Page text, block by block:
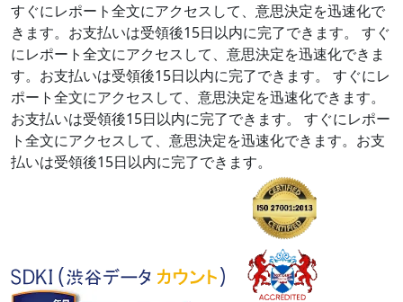
すぐにレポート全文にアクセスして、意思決定を迅速化で
きます。お支払いは受領後15日以内に完了できます。
すぐ
にレポート全文にアクセスして、意思決定を迅速化できま
す。お支払いは受領後15日以内に完了できます。
すぐにレ
ポート全文にアクセスして、意思決定を迅速化できます。
お支払いは受領後15日以内に完了できます。
すぐにレポー
ト全文にアクセスして、意思決定を迅速化できます。お支
払いは受領後15日以内に完了できます。